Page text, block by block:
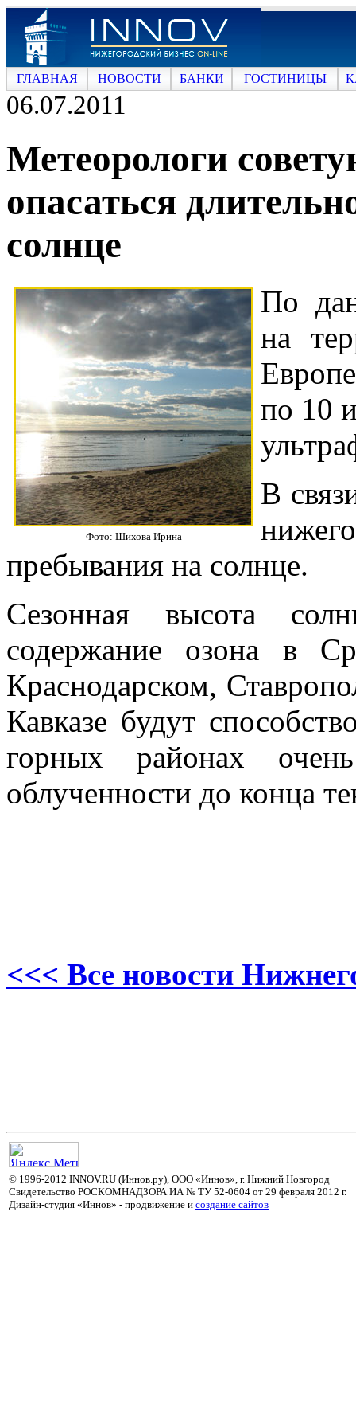
ГЛАВНАЯ НОВОСТИ БАНКИ ГОСТИНИЦЫ
06.07.2011
Метеорологи
опасаться
солнце
Фото: Шихова Ирина
По
на
по 10
В
пребывания на солнце.
Сезонная высота
содержание озона в
Краснодарском,
Кавказе будут
горных районах
облученности до конца
<<< Все новости
© 1996-2012 INNOV.RU (Иннов.ру), ООО «Иннов», г. Нижний Новгород
Свидетельство РОСКОМНАДЗОРА ИА № ТУ 52-0604 от 29 февраля 2012 г.
Дизайн-студия «Иннов» - продвижение и cоздание сайтов